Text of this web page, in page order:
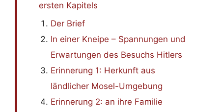
ersten Kapitels
Der Brief
In einer Kneipe – Spannungen und
Erwartungen des Besuchs Hitlers
Erinnerung 1: Herkunft aus
ländlicher Mosel-Umgebung
Erinnerung 2: an ihre Familie